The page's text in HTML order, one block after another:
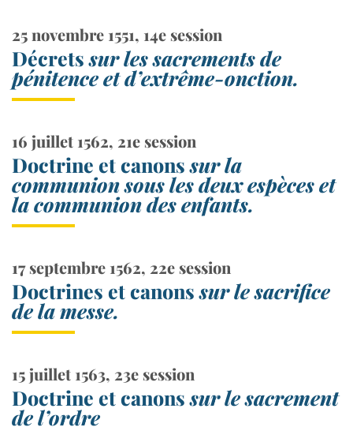
25 novembre 1551, 14e session
Décretssur les sacrements de
pénitence et d’extrême-onction.
16 juillet 1562, 21e session
Doctrine et canonssur la
communion sous les deux espèces et
la communion des enfants.
17 septembre 1562, 22e session
Doctrines et canonssur le sacrifice
de la messe.
15 juillet 1563, 23e session
Doctrine et canonssur le sacrement
de l’ordre